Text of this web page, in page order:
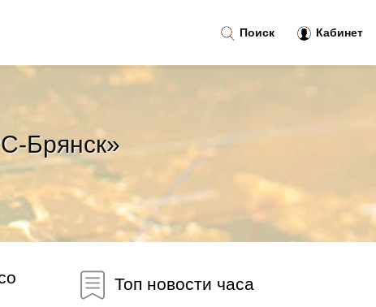
Брянск»
Топ новости часа
Поиск Кабинет